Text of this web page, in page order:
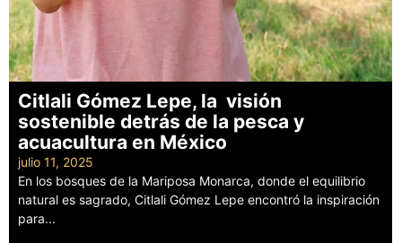
Citlali Gómez Lepe, la visión
sostenible detrás de la pesca y
acuacultura en México
julio 11, 2025
En los bosques de la Mariposa Monarca, donde el equilibrio
natural es sagrado, Citlali Gómez Lepe encontró la inspiración
para...